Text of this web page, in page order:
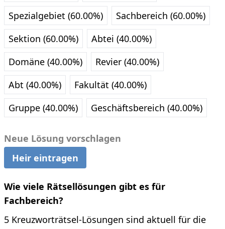
Spezialgebiet (60.00%)
Sachbereich (60.00%)
Sektion (60.00%)
Abtei (40.00%)
Domäne (40.00%)
Revier (40.00%)
Abt (40.00%)
Fakultät (40.00%)
Gruppe (40.00%)
Geschäftsbereich (40.00%)
Neue Lösung vorschlagen
Heir eintragen
Wie viele Rätsellösungen gibt es für
Fachbereich?
5 Kreuzworträtsel-Lösungen sind aktuell für die